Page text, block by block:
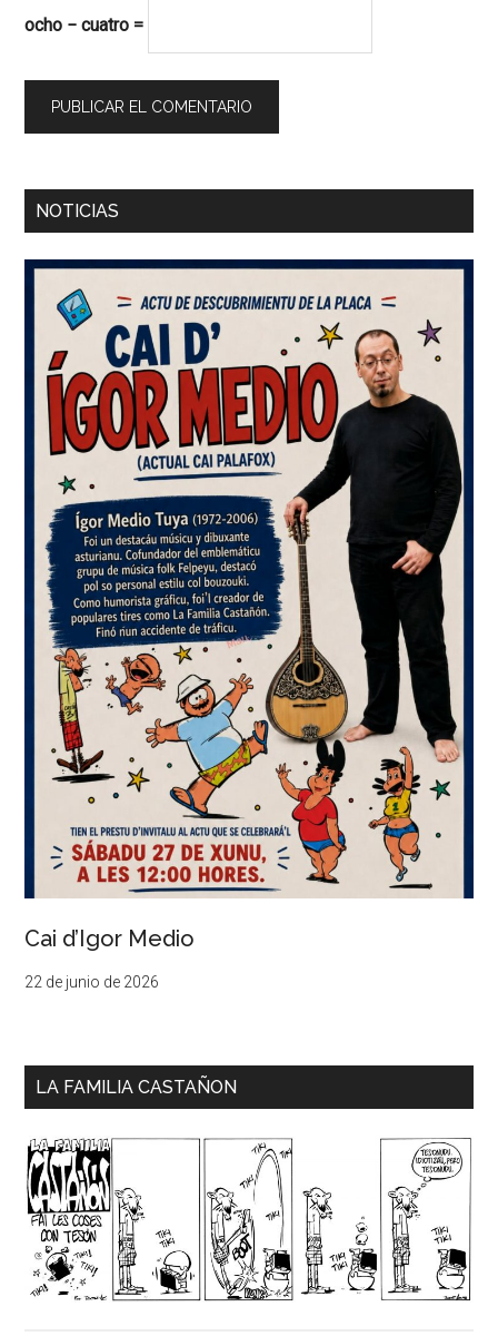
ocho − cuatro =
Barra
principal
NOTICIAS
Cai d’Igor Medio
22 de junio de 2026
LA FAMILIA CASTAÑON